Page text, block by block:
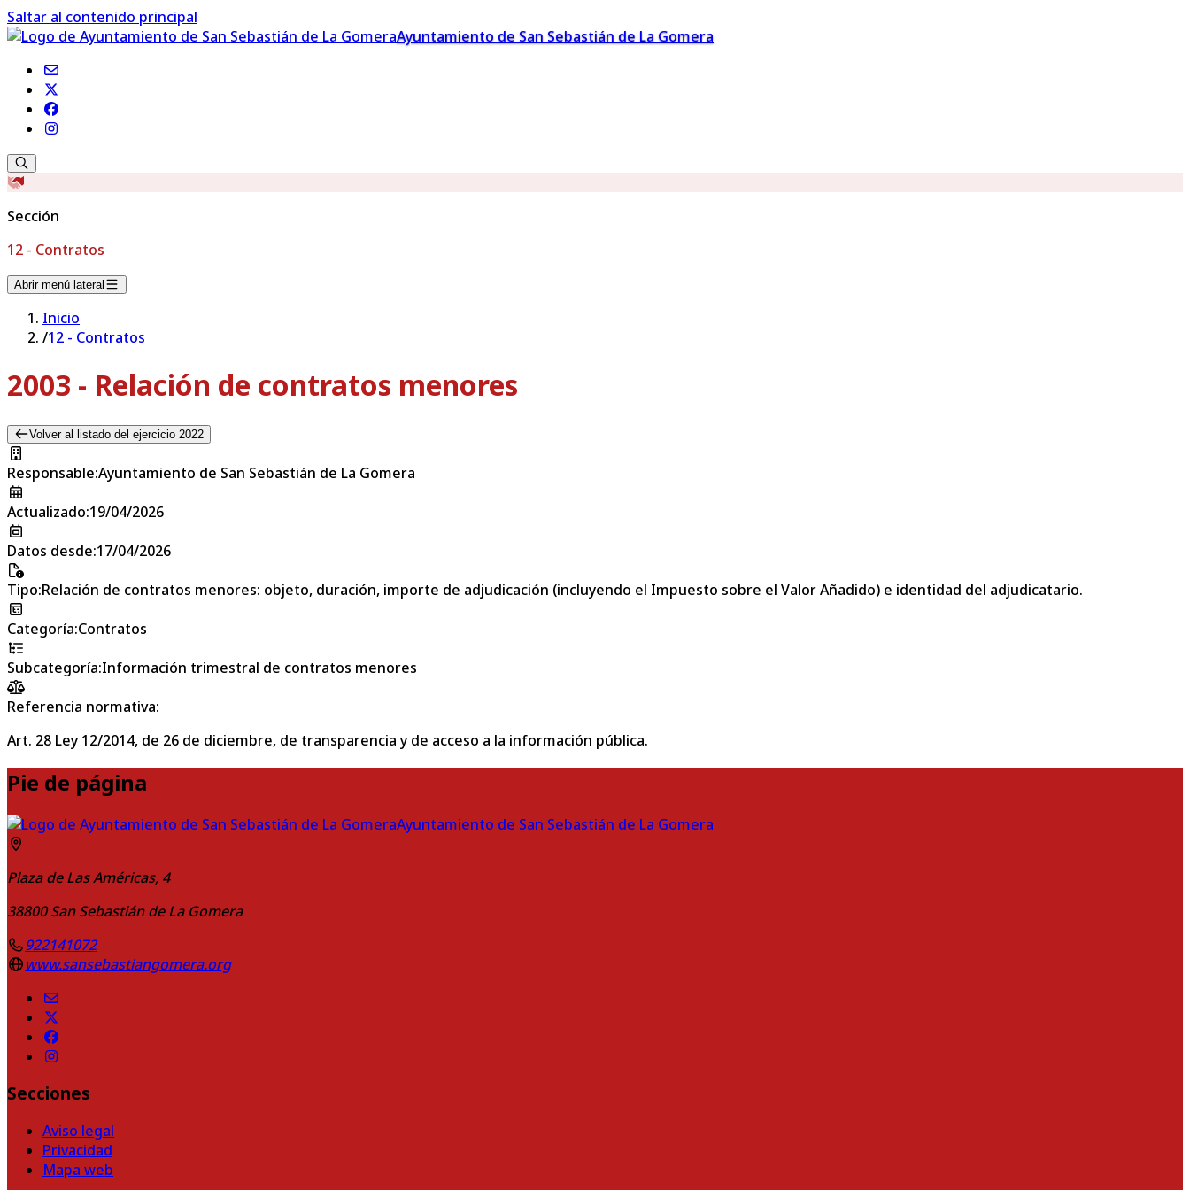
Saltar al contenido principal
Ayuntamiento de San Sebastián de La Gomera
Sección
12 - Contratos
Abrir menú lateral
Inicio
/12 - Contratos
2003 - Relación de contratos menores
Volver al listado del ejercicio 2022
Responsable:Ayuntamiento de San Sebastián de La Gomera
Actualizado:19/04/2026
Datos desde:17/04/2026
Tipo:Relación de contratos menores: objeto, duración, importe de adjudicación (incluyendo el Impuesto sobre el Valor Añadido) e identidad del adjudicatario.
Categoría:Contratos
Subcategoría:Información trimestral de contratos menores
Referencia normativa:
Art. 28 Ley 12/2014, de 26 de diciembre, de transparencia y de acceso a la información pública.
Pie de página
Ayuntamiento de San Sebastián de La Gomera
Plaza de Las Américas, 4
38800 San Sebastián de La Gomera
922141072
www.sansebastiangomera.org
Secciones
Aviso legal
Privacidad
Mapa web